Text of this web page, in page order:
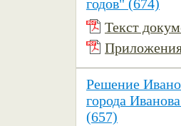
годов" (674)
Текст
Решение
города
(657)